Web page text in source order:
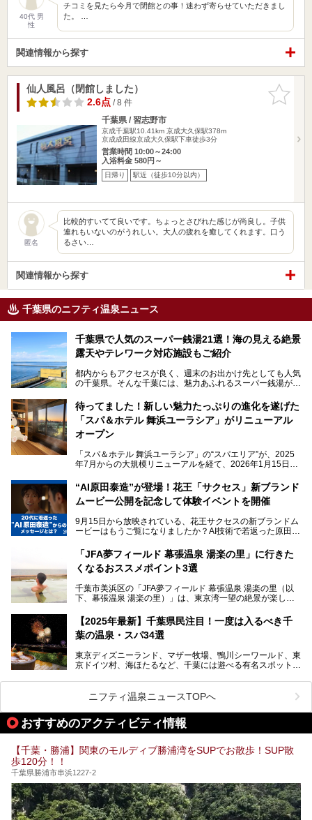
40代 男
性
チコミを見たら今月で閉館との事！迷わず寄らせていただきまし
た。 …
関連情報から探す
お気に入
りに追加
仙人風呂（閉館しました）
2.6点/ 8 件
千葉県 / 習志野市
京成千葉駅10.41km 京成大久保駅378m
京成成田線京成大久保駅下車徒歩3分
営業時間 10:00～24:00
入浴料金 580円～
日帰り 駅近（徒歩10分以内）
匿名
比較的すいてて良いです。ちょっとさびれた感じが尚良し。子供
連れもいないのがうれしい。大人の疲れを癒してくれます。口う
るさい…
関連情報から探す
千葉県のニフティ温泉ニュース
千葉県で人気のスーパー銭湯21選！海の見える絶景
露天やテレワーク対応施設もご紹介
都内からもアクセスが良く、週末のお出かけ先としても人気
の千葉県。そんな千葉には、魅力あふれるスーパー銭湯がた
「サウナでしっかりととのいたい」「海が見える絶景で非日
常を味わいたい」「子連れでも気兼ねなく1日過ごした
い」。
そんな多様なニーズに応える施設が揃っているため、その日
の目的に合った施設がきっと見つかるはずです。
さらに最近では、24時間営業で深夜まで滞在できる施設
や、テレワーク・コワーキングスペースを備えた仕事もでき
るスパも増えており、ただの入浴施設にとどまらない進化を
本記事では、人気スーパー銭湯から絶景施設、コワーキング
スペースや休憩スペースが充実した施設、子連れファミリー
向けの施設など、目的に合わせたおすすめの施設を紹介しま
す。
ださい。
待ってました！新しい魅力たっぷりの進化を遂げた
「スパ＆ホテル 舞浜ユーラシア」がリニューアル
オープン
「スパ＆ホテル 舞浜ユーラシア」の“スパエリア”が、2025
年7月からの大規模リニューアルを経て、2026年1月15日
新設エリアや生まれ変わった浴場・サウナの魅力を、人気キ
ャラクター「ユーラシわん」と一緒にご紹介します。必見の
───
提供元：SPA＆HOTEL舞浜ユーラシア【PR】
です。
“AI原田泰造”が登場！花王「サクセス」新ブランド
ムービー公開を記念して体験イベントを開催
9月15日から放映されている、花王サクセスの新ブランドム
ービーはもうご覧になりましたか？AI技術で若返った原田泰
伝えるムービーです。公開を記念して、スパメッツァおおた
か竜泉寺の湯にて体験イベントを開催。花王サクセスの製品
が無料で試せるチャンスです！
提供元：花王株式会社【PR】
この記事は花王株式会社商品のPRレポート記事です。
「JFA夢フィールド 幕張温泉 湯楽の里」に行きた
くなるおススメポイント3選
千葉市美浜区の「JFA夢フィールド 幕張温泉 湯楽の里（以
下、幕張温泉 湯楽の里）」は、東京湾一望の絶景が楽しめ
設備も天然温泉の露天風呂、サウナ、岩盤浴のほか、高濃度
炭酸泉、海の見えるお休み処や食事処、展望抜群の屋上ま
で、年代を問わずたっぷり楽しめます。
今回は人気のこの施設の中でも、特におススメしたい3つの
ポイントについて厳選してお届けします。読めばきっと、行
【2025年最新】千葉県民注目！一度は入るべき千
葉の温泉・スパ34選
東京ディズニーランド、マザー牧場、鴨川シーワールド、東
京ドイツ村、海ほたるなど、千葉には遊べる有名スポットが
県で生まれ、千葉県で育ち、つい最近まで千葉在住だった私
がお勧めする、一度は入るべき千葉の温泉・スパ34選をま
とめました。
ニフティ温泉ニュースTOPへ
おすすめのアクティビティ情報
【千葉・勝浦】関東のモルディブ勝浦湾をSUPでお散歩！SUP散
歩120分！！
千葉県勝浦市串浜1227-2